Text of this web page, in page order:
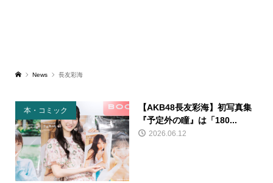
News 長友彩海
本・コミック
【AKB48長友彩海】初写真集
『予定外の瞳』は「180...
2026.06.12